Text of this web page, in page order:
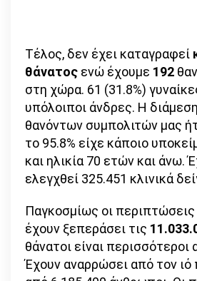
Τέλος, δεν έχει καταγραφεί
θάνατος ενώ έχουμε 192
στη χώρα. 61 (31.8%)
υπόλοιποι άνδρες. Η
θανόντων συμπολιτών μας
το 95.8% είχε κάποιο
και ηλικία 70 ετών και άνω.
ελεγχθεί 325.451 κλινικά
Παγκοσμίως οι
έχουν ξεπεράσει τις
θάνατοι είναι περισσότεροι
Έχουν αναρρώσει από τον ιό